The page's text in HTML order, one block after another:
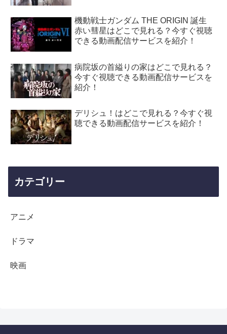
機動戦士ガンダム THE ORIGIN 誕生
赤い彗星はどこで見れる？今すぐ視聴
できる動画配信サービスを紹介！
病院坂の首縊りの家はどこで見れる？
今すぐ視聴できる動画配信サービスを
紹介！
デリシュ！はどこで見れる？今すぐ視
聴できる動画配信サービスを紹介！
カテゴリー
アニメ
ドラマ
映画